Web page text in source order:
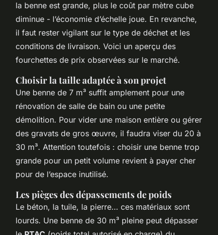
la benne est grande, plus le coût par mètre cube
diminue - l’économie d’échelle joue. En revanche,
il faut rester vigilant sur le type de déchet et les
conditions de livraison. Voici un aperçu des
fourchettes de prix observées sur le marché.
Choisir la taille adaptée à son projet
Une benne de 7 m³ suffit amplement pour une
rénovation de salle de bain ou une petite
démolition. Pour vider une maison entière ou gérer
des gravats de gros œuvre, il faudra viser du 20 à
30 m³. Attention toutefois : choisir une benne trop
grande pour un petit volume revient à payer cher
pour de l’espace inutilisé.
Les pièges des dépassements de poids
Le béton, la tuile, la pierre… ces matériaux sont
lourds. Une benne de 30 m³ pleine peut dépasser